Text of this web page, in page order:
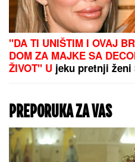
"Otela je ljubavnika
knjizi Saše Vidića:
je pre smrti pisao